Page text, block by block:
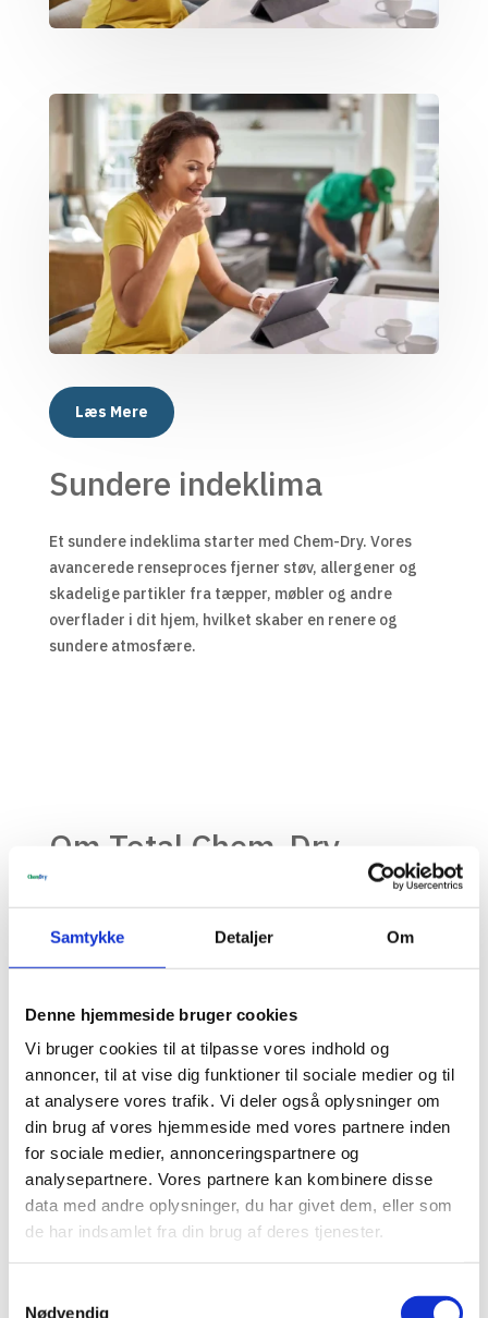
Samtykke Detaljer Om
Denne hjemmeside bruger cookies
Vi bruger cookies til at tilpasse vores indhold og
annoncer, til at vise dig funktioner til sociale medier og til
at analysere vores trafik. Vi deler også oplysninger om
din brug af vores hjemmeside med vores partnere inden
for sociale medier, annonceringspartnere og
analysepartnere. Vores partnere kan kombinere disse
data med andre oplysninger, du har givet dem, eller som
de har indsamlet fra din brug af deres tjenester.
Nødvendig
Læs Mere
Sundere indeklima
Et sundere indeklima starter med Chem-Dry. Vores
avancerede renseproces fjerner støv, allergener og
skadelige partikler fra tæpper, møbler og andre
overflader i dit hjem, hvilket skaber en renere og
sundere atmosfære.
Om Total Chem-Dry
Vores grundige tæpperens fjerner dybtliggende
snavs og pletter, hvilket efterlader dine tæpper
friske og rene.
Læs Mere